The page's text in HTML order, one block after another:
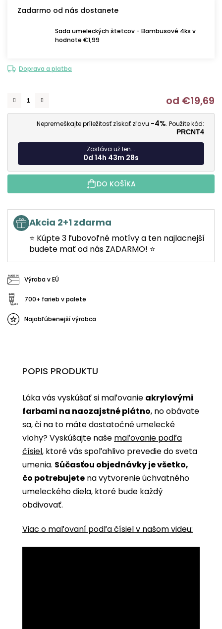
Zadarmo od nás dostanete
Sada umeleckých štetcov - Bambusové 4ks v
hodnote €1,99
Doprava a platba
od €19,69
Nepremeškajte príležitosť získať zľavu -4%. Použite kód:
PRCNT4
Zostáva už len...
0d 14h 43m 27s
DO KOŠÍKA
Akcia 2+1 zdarma
⭐ Kúpte 3 ľubovoľné motívy a ten najlacnejší
budete mať od nás ZADARMO! ⭐
Výroba v EÚ
700+ farieb v palete
Najobľúbenejší výrobca
POPIS PRODUKTU
Láka vás vyskúšať si maľovanie akrylovými
farbami na naozajstné plátno, no obávate
sa, či na to máte dostatočné umelecké
vlohy? Vyskúšajte naše maľovanie podľa
čísiel, ktoré vás spoľahlivo prevedie do sveta
umenia. Súčasťou objednávky je všetko,
čo potrebujete na vytvorenie úchvatného
umeleckého diela, ktoré bude každý
obdivovať.
Viac o maľovaní podľa čísiel v našom videu: